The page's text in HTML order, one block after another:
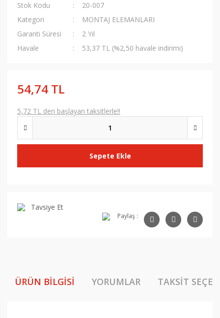
Stok Kodu
20-007
Kategori
MONTAJ ELEMANLARI
Garanti Süresi
2 Yıl
Havale
53,37 TL (%2,50 havale indirimi)
54,74 TL
5,72 TL den başlayan taksitlerle!!
Sepete Ekle
Tavsiye Et
Paylaş :
ÜRÜN BILGISI YORUMLAR TAKSIT